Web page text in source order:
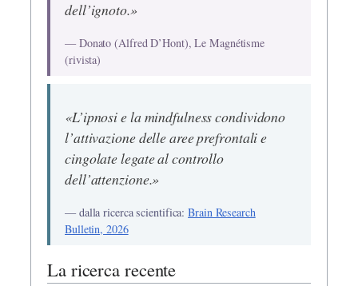
dell’ignoto.»
— Donato (Alfred D’Hont), Le Magnétisme
(rivista)
«L’ipnosi e la mindfulness condividono
l’attivazione delle aree prefrontali e
cingolate legate al controllo
dell’attenzione.»
— dalla ricerca scientifica:Brain Research
Bulletin, 2026
La ricerca recente